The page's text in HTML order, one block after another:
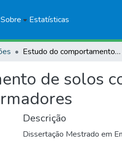
Sobre Estatísticas
Estudo do comportamento de solos contaminados com óleo de isolamento de transformadores
de solos
Descrição
Dissertação Mestrado em